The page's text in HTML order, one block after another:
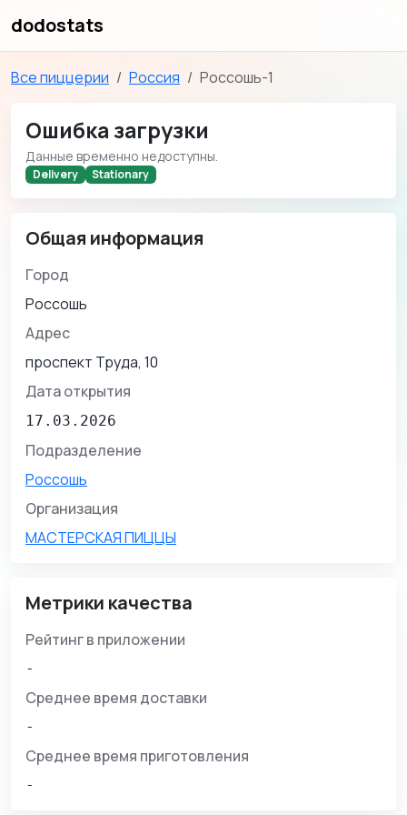
dodostats
Все пиццерии Россия Россошь-1
Ошибка загрузки
Данные временно недоступны.
Delivery Stationary
Общая информация
Город
Россошь
Адрес
проспект Труда, 10
Дата открытия
17.03.2026
Подразделение
Россошь
Организация
МАСТЕРСКАЯ ПИЦЦЫ
Метрики качества
Рейтинг в приложении
-
Среднее время доставки
-
Среднее время приготовления
-